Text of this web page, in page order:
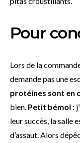
Pour
Lors de la
demande pas une
protéines sont en
bien. Petit bémol :
leur succès, la salle
d’assaut. Alors